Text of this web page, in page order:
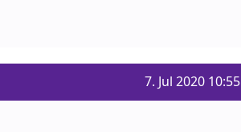
7. Jul 2020 10:55